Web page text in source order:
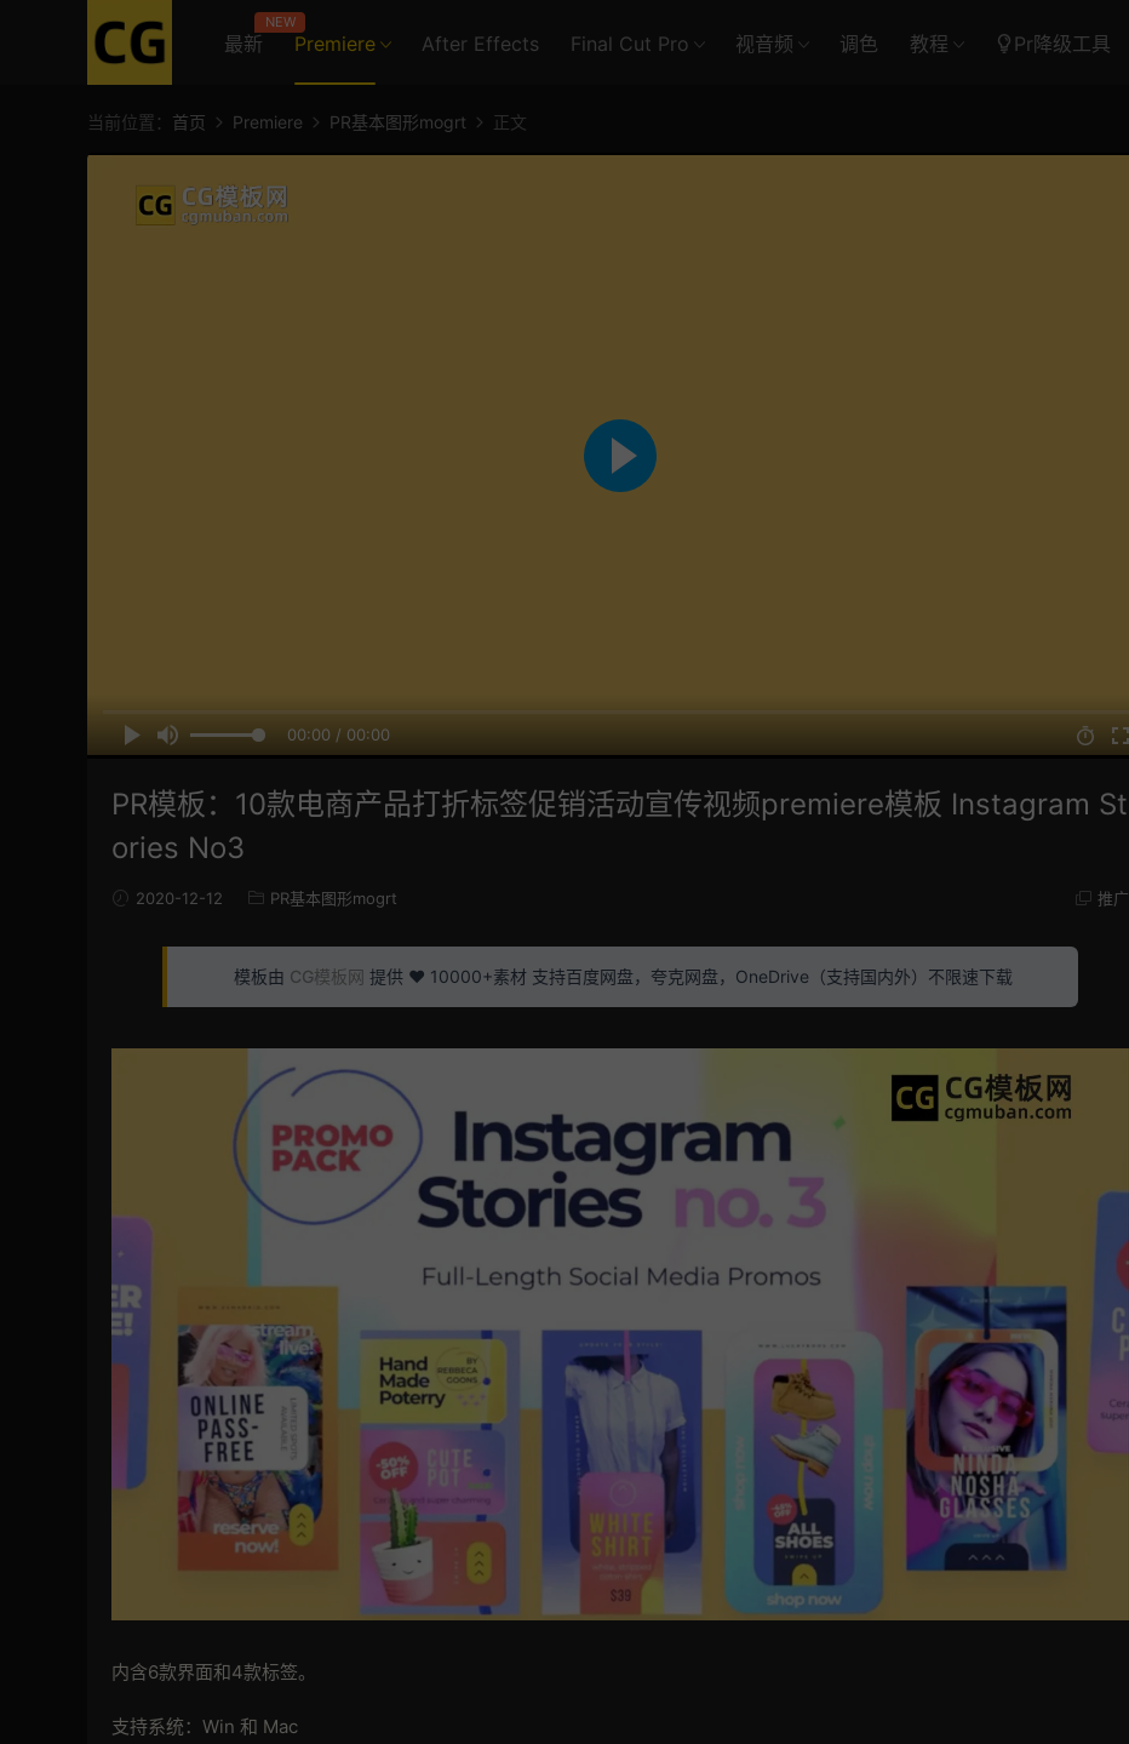
最新
NEW
Premiere After Effects Final Cut Pro 视音频 调色 教程 Pr降级工具
当前位置： 首页 Premiere PR基本图形mogrt 正文
00:00 / 00:00
PR模板：10款电商产品打折标签促销活动宣传视频premiere模板 Instagram St
ories No3
2020-12-12 PR基本图形mogrt 推广
模板由 CG模板网 提供 ❤️ 10000+素材 支持百度网盘，夸克网盘，OneDrive（支持国内外）不限速下载
内含6款界面和4款标签。
支持系统：Win 和 Mac